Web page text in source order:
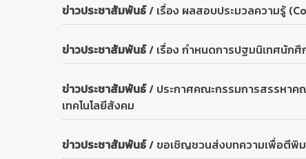
ข่าวประชาสัมพันธ์ เรื่อง ผลสอบประมวลความรู้
ข่าวประชาสัมพันธ์ เรื่อง กำหนดการปฐมนิเทศนัก
ข่าวประชาสัมพันธ์
ประกาศคณะกรรมการสรรหา
เทคโนโลยีสังคม
ข่าวประชาสัมพันธ์ ขอเชิญชวนส่งบทความเพื่อตีพิม